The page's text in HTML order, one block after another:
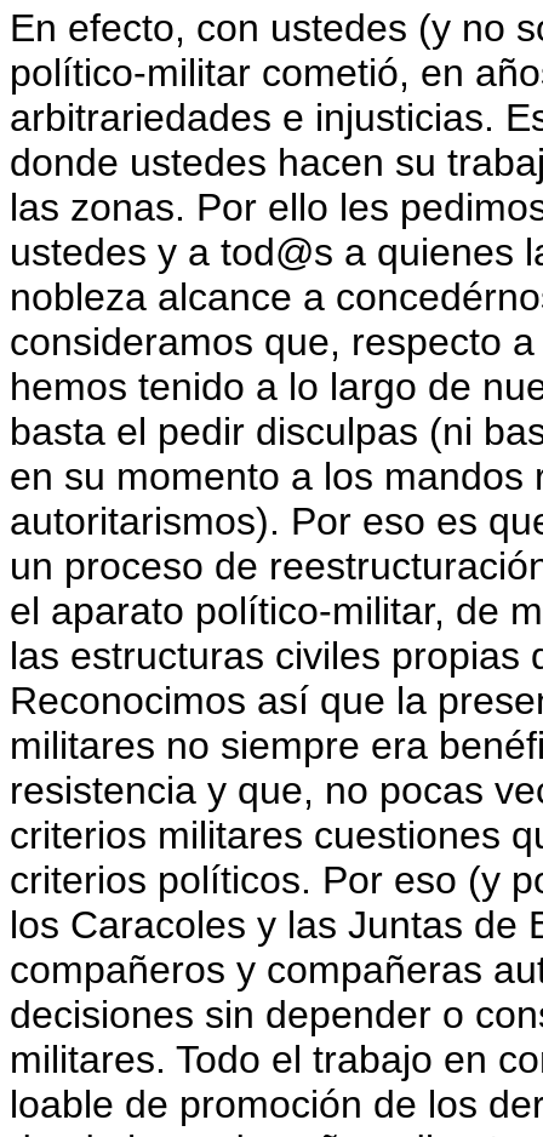
En efecto, con ustedes (y no
político-militar cometió, en
arbitrariedades e injusticias.
donde ustedes hacen su
las zonas. Por ello les
ustedes y a tod@s a quienes
nobleza alcance a
consideramos que, respecto
hemos tenido a lo largo de
basta el pedir disculpas (ni
en su momento a los mandos
autoritarismos). Por eso es
un proceso de
el aparato político-militar, de
las estructuras civiles propias
Reconocimos así que la
militares no siempre era
resistencia y que, no pocas
criterios militares cuestiones
criterios políticos. Por eso (y
los Caracoles y las Juntas de
compañeros y compañeras
decisiones sin depender o
militares. Todo el trabajo en
loable de promoción de los